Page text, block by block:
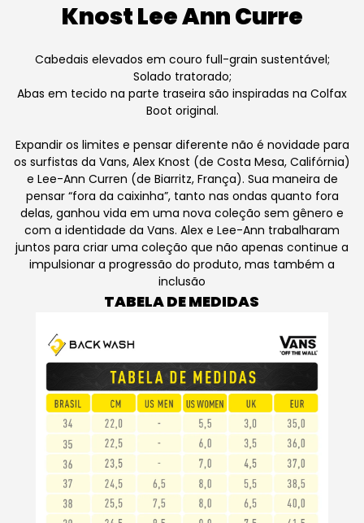
Knost Lee Ann Curre
Cabedais elevados em couro full-grain sustentável;
Solado tratorado;
Abas em tecido na parte traseira são inspiradas na Colfax
Boot original.
Expandir os limites e pensar diferente não é novidade para
os surfistas da Vans, Alex Knost (de Costa Mesa, Califórnia)
e Lee-Ann Curren (de Biarritz, França). Sua maneira de
pensar “fora da caixinha”, tanto nas ondas quanto fora
delas, ganhou vida em uma nova coleção sem gênero e
com a identidade da Vans. Alex e Lee-Ann trabalharam
juntos para criar uma coleção que não apenas continue a
impulsionar a progressão do produto, mas também a
inclusão
TABELA DE MEDIDAS